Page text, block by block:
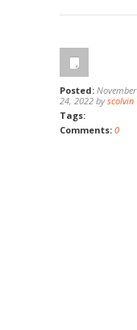
Posted: November
24, 2022 byscolvin
Tags:
Comments: 0